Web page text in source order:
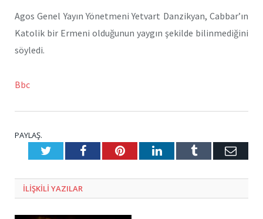
Agos Genel Yayın Yönetmeni Yetvart Danzikyan, Cabbar’ın
Katolik bir Ermeni olduğunun yaygın şekilde bilinmediğini
söyledi.
Bbc
PAYLAŞ.
TwitterFacebookPinterestLinkedInTumblr E-
ILIŞKILI YAZILAR